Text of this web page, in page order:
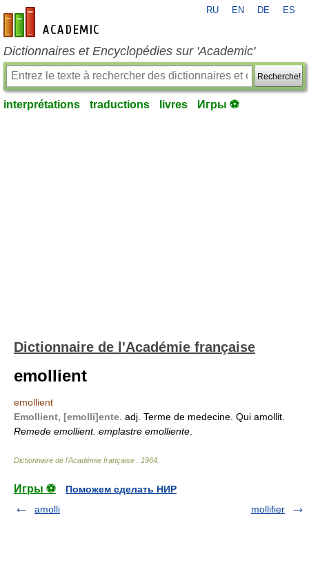
fr-academic.com
RU EN DE ES
Dictionnaires et Encyclopédies sur 'Academic'
Recherche!
interprétations traductions livres Игры ⚽
Dictionnaire de l'Académie française
emollient
emollient
Emollient, [emolli]ente . adj. Terme de medecine. Qui amollit.
Remede emollient. emplastre emolliente
Dictionnaire de l'Académie française 1964
Игры ⚽
Поможем сделать НИР
amolli
mollifier